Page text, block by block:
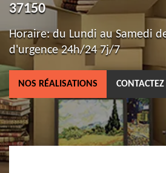
37150
Horaire: du Lundi au Samedi
d'urgence 24h/24 7j/7
NOS RÉALISATIONS